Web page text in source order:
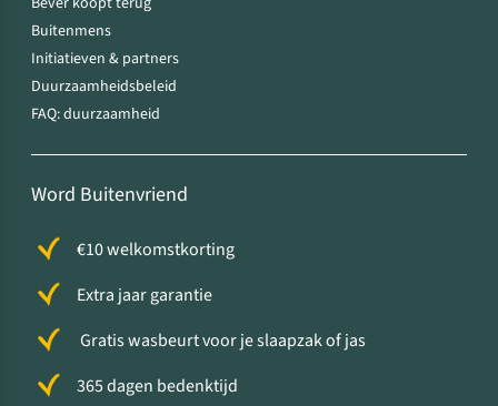
Buitenmens
Initiatieven & partners
Duurzaamheidsbeleid
FAQ: duurzaamheid
Word Buitenvriend
€10 welkomstkorting
Extra jaar garantie
Gratis wasbeurt voor je slaapzak of jas
365 dagen bedenktijd